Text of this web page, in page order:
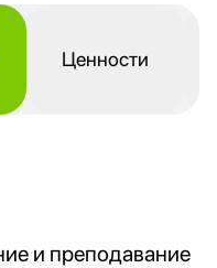
Ценности
и преподавание